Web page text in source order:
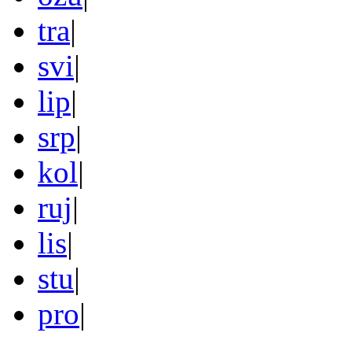
tra|
svi|
lip|
srp|
kol|
ruj|
lis|
stu|
pro|